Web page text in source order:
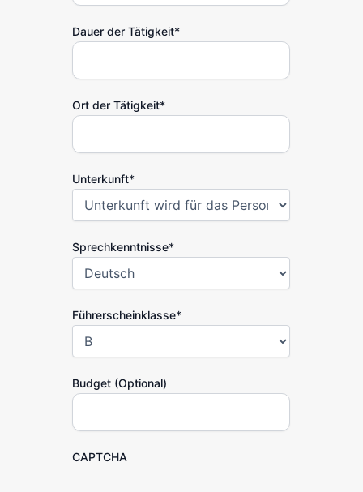
Dauer der Tätigkeit*
Ort der Tätigkeit*
Unterkunft*
Sprechkenntnisse*
Führerscheinklasse*
Budget (Optional)
CAPTCHA